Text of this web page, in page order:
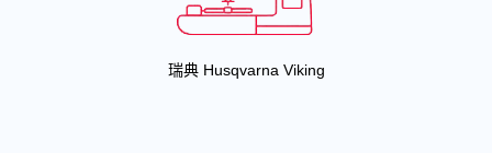
瑞典 Husqvarna Viking